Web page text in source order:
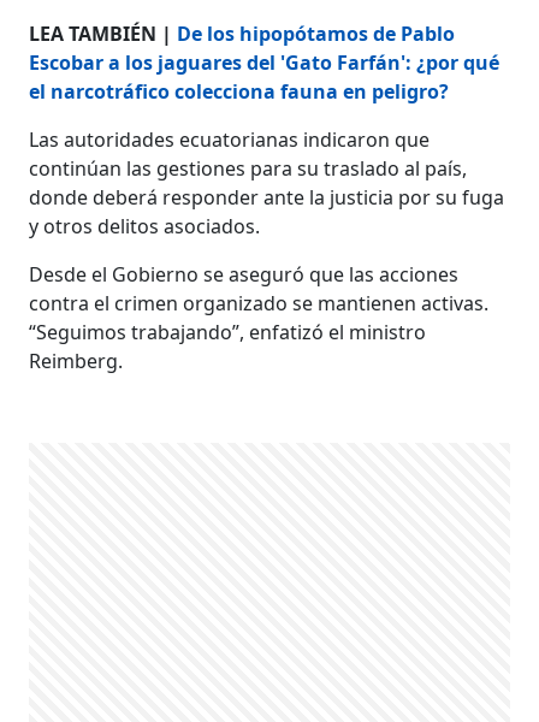
LEA TAMBIÉN | De los hipopótamos de Pablo
Escobar a los jaguares del 'Gato Farfán': ¿por qué
el narcotráfico colecciona fauna en peligro?
Las autoridades ecuatorianas indicaron que
continúan las gestiones para su traslado al país,
donde deberá responder ante la justicia por su fuga
y otros delitos asociados.
Desde el Gobierno se aseguró que las acciones
contra el crimen organizado se mantienen activas.
“Seguimos trabajando”, enfatizó el ministro
Reimberg.